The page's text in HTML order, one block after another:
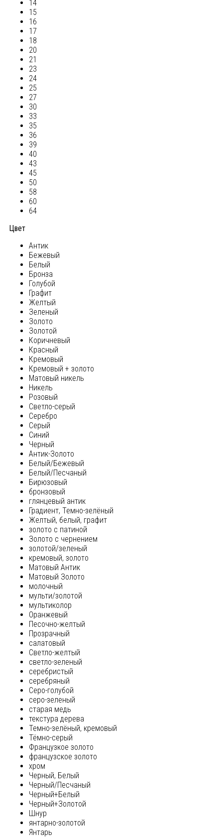
14
15
16
17
18
20
21
23
24
25
27
30
33
35
36
39
40
43
45
50
58
60
64
Цвет
Антик
Бежевый
Белый
Бронза
Голубой
Графит
Желтый
Зеленый
Золото
Золотой
Коричневый
Красный
Кремовый
Кремовый + золото
Матовый никель
Никель
Розовый
Светло-серый
Серебро
Серый
Синий
Черный
Антик-Золото
Белый/Бежевый
Белый/Песчаный
Бирюзовый
бронзовый
глянцевый антик
Градиент, Темно-зелёный
Желтый, белый, графит
золото с патиной
Золото с чернением
золотой/зеленый
кремовый, золото
Матовый Антик
Матовый Золото
молочный
мульти/золотой
мультиколор
Оранжевый
Песочно-желтый
Прозрачный
салатовый
Светло-желтый
светло-зеленый
серебристый
серебряный
Серо-голубой
серо-зеленый
старая медь
текстура дерева
Темно-зелёный, кремовый
Тёмно-серый
Французкое золото
французское золото
хром
Черный, Белый
Черный/Песчаный
Черный+Белый
Черный+Золотой
Шнур
янтарно-золотой
Янтарь